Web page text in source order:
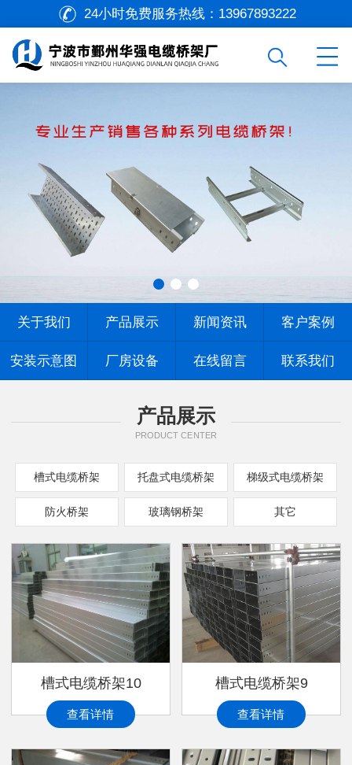
24小时免费服务热线： 13967893222
关于我们 产品展示 新闻资讯 客户案例
安装示意图 厂房设备 在线留言 联系我们
产品展示
PRODUCT CENTER
槽式电缆桥架 托盘式电缆桥架 梯级式电缆桥架
防火桥架 玻璃钢桥架 其它
槽式电缆桥架10
查看详情
槽式电缆桥架9
查看详情